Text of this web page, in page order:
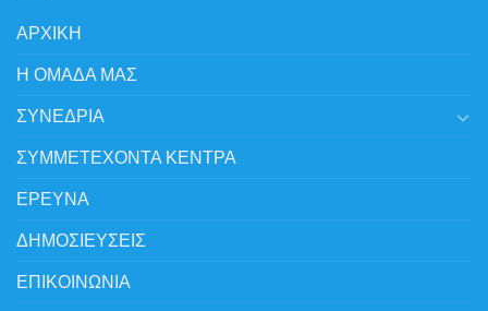
ΑΡΧΙΚΗ
Η ΟΜΑΔΑ ΜΑΣ
ΣΥΝΕΔΡΙΑ
ΣΥΜΜΕΤΕΧΟΝΤΑ ΚΕΝΤΡΑ
ΕΡΕΥΝΑ
ΔΗΜΟΣΙΕΥΣΕΙΣ
ΕΠΙΚΟΙΝΩΝΙΑ